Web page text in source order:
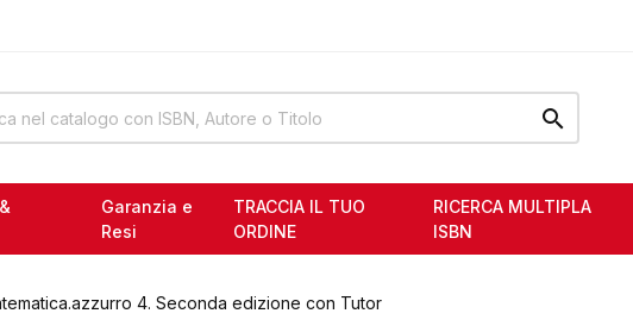
6
SCOLASTICI USATI

Garanzia e
Resi
TRACCIA IL TUO
ORDINE
RICERCA MULTIPLA
ISBN
4. Seconda edizione con Tutor